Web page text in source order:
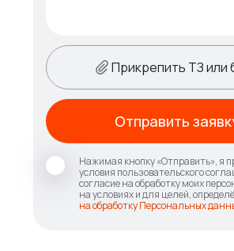
Прикрепить ТЗ или
Нажимая кнопку «Отправить», я
условия пользовательского
согласие на обработку моих
на условиях и для целей,
на обработку Персональных
Отправить